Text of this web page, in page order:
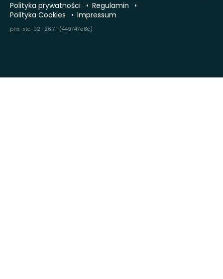
Polityka prywatności
Regulamin
Polityka Cookies
Impressum
phx-sto-02 · 26.7.1 (449747a8c)